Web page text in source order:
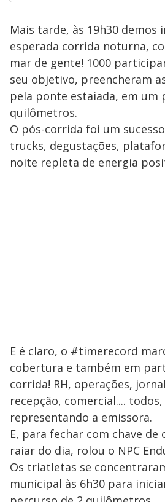
Mais tarde, às 19h30 demos
esperada corrida noturna,
mar de gente! 1000
seu objetivo, preencheram
pela ponte estaiada, em um
quilômetros.
O pós-corrida foi um
trucks, degustações,
noite repleta de energia
E é claro, o #timerecord
cobertura e também em
corrida! RH, operações,
recepção, comercial....
representando a emissora.
E, para fechar com chave
raiar do dia, rolou o NPC
Os triatletas se
municipal às 6h30 para